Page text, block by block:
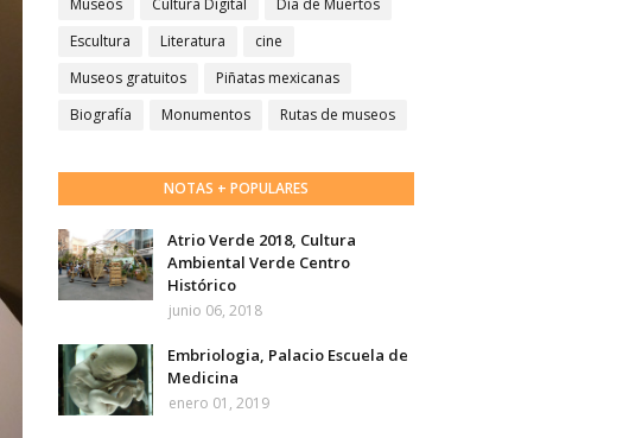
Museos Cultura Digital
Día de Muertos
Escultura
Literatura
cine
Museos gratuitos
Piñatas mexicanas
Biografía
Monumentos Rutas de museos
NOTAS + POPULARES
Atrio Verde 2018, Cultura
Ambiental Verde Centro
Histórico
junio 06, 2018
Embriologia, Palacio Escuela de
Medicina
enero 01, 2019